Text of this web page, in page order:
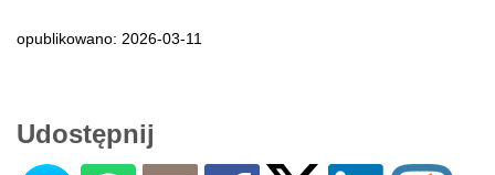
opublikowano: 2026-03-11
Udostępnij